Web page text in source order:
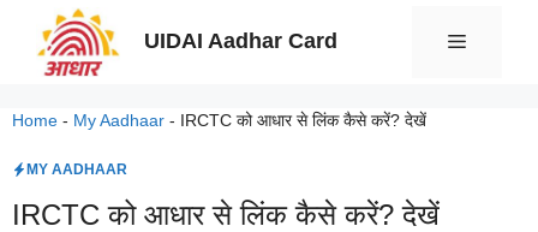
UIDAI Aadhar Card Menu
Home - My Aadhaar - IRCTC को आधार से लिंक कैसे करें? देखें
MY AADHAAR
IRCTC को आधार से लिंक कैसे करें? देखें